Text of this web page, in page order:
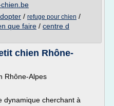
/ refuge pour chien /
que faire / centre d
chien Rhône-
Rhône-Alpes
dynamique cherchant à